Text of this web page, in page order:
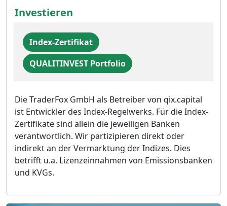
Investieren
Index-Zertifikat
QUALITINVEST Portfolio
Die TraderFox GmbH als Betreiber von qix.capital
ist Entwickler des Index-Regelwerks. Für die Index-
Zertifikate sind allein die jeweiligen Banken
verantwortlich. Wir partizipieren direkt oder
indirekt an der Vermarktung der Indizes. Dies
betrifft u.a. Lizenzeinnahmen von Emissionsbanken
und KVGs.